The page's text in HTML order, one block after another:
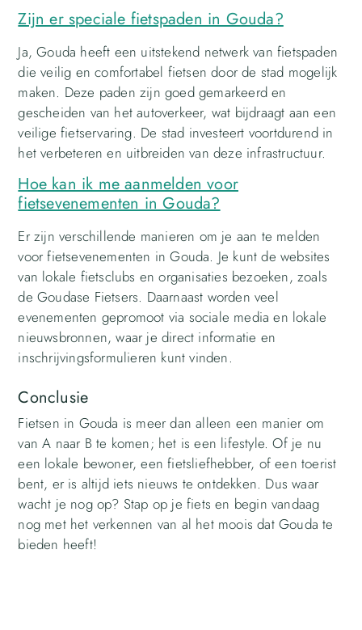
Zijn er speciale fietspaden in Gouda?
Ja, Gouda heeft een uitstekend netwerk van fietspaden
die veilig en comfortabel fietsen door de stad mogelijk
maken. Deze paden zijn goed gemarkeerd en
gescheiden van het autoverkeer, wat bijdraagt aan een
veilige fietservaring. De stad investeert voortdurend in
het verbeteren en uitbreiden van deze infrastructuur.
Hoe kan ik me aanmelden voor
fietsevenementen in Gouda?
Er zijn verschillende manieren om je aan te melden
voor fietsevenementen in Gouda. Je kunt de websites
van lokale fietsclubs en organisaties bezoeken, zoals
de Goudase Fietsers. Daarnaast worden veel
evenementen gepromoot via sociale media en lokale
nieuwsbronnen, waar je direct informatie en
inschrijvingsformulieren kunt vinden.
Conclusie
Fietsen in Gouda is meer dan alleen een manier om
van A naar B te komen; het is een lifestyle. Of je nu
een lokale bewoner, een fietsliefhebber, of een toerist
bent, er is altijd iets nieuws te ontdekken. Dus waar
wacht je nog op? Stap op je fiets en begin vandaag
nog met het verkennen van al het moois dat Gouda te
bieden heeft!